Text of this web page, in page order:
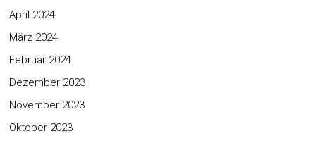
April 2024
März 2024
Februar 2024
Dezember 2023
November 2023
Oktober 2023